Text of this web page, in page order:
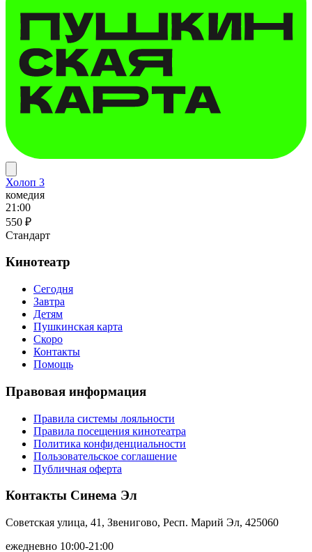
Холоп 3
комедия
21:00
550 ₽
Стандарт
Кинотеатр
Сегодня
Завтра
Детям
Пушкинская карта
Скоро
Контакты
Помощь
Правовая информация
Правила системы лояльности
Правила посещения кинотеатра
Политика конфиденциальности
Пользовательское соглашение
Публичная оферта
Контакты Синема Эл
Советская улица, 41, Звенигово, Респ. Марий Эл, 425060
ежедневно 10:00-21:00